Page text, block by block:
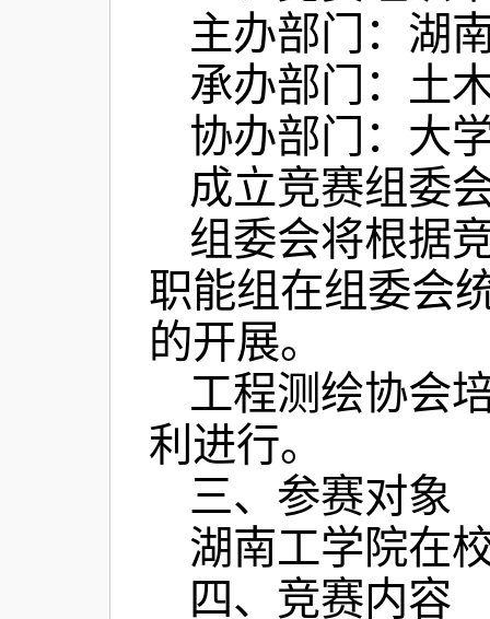
主办部门：湖
承办部门：土
协办部门：大
成立竞赛组委
组委会将根据
职能组在组委会
的开展。
工程测绘协会
利进行。
三、参赛对象
湖南工学院在
四、竞赛内容